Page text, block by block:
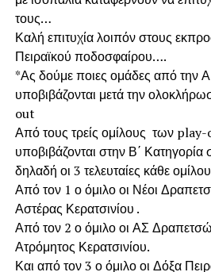
τους…
Καλή επιτυχία λοιπόν στους
Πειραϊκού ποδοσφαίρου….
*Ας δούμε ποιες ομάδες από την
υποβιβάζονται μετά την
out
Από τους τρείς ομίλους των play-
υποβιβάζονται στην Β΄ Κατηγορία
δηλαδή οι 3 τελευταίες κάθε
Από τον 1 ο όμιλο οι Νέοι
Αστέρας Κερατσινίου .
Από τον 2 ο όμιλο οι ΑΣ
Ατρόμητος Κερατσινίου.
Και από τον 3 ο όμιλο οι Δόξα